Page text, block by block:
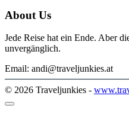
About Us
Jede Reise hat ein Ende. Aber
unvergänglich.
Email: andi@traveljunkies.at
© 2026 Traveljunkies -